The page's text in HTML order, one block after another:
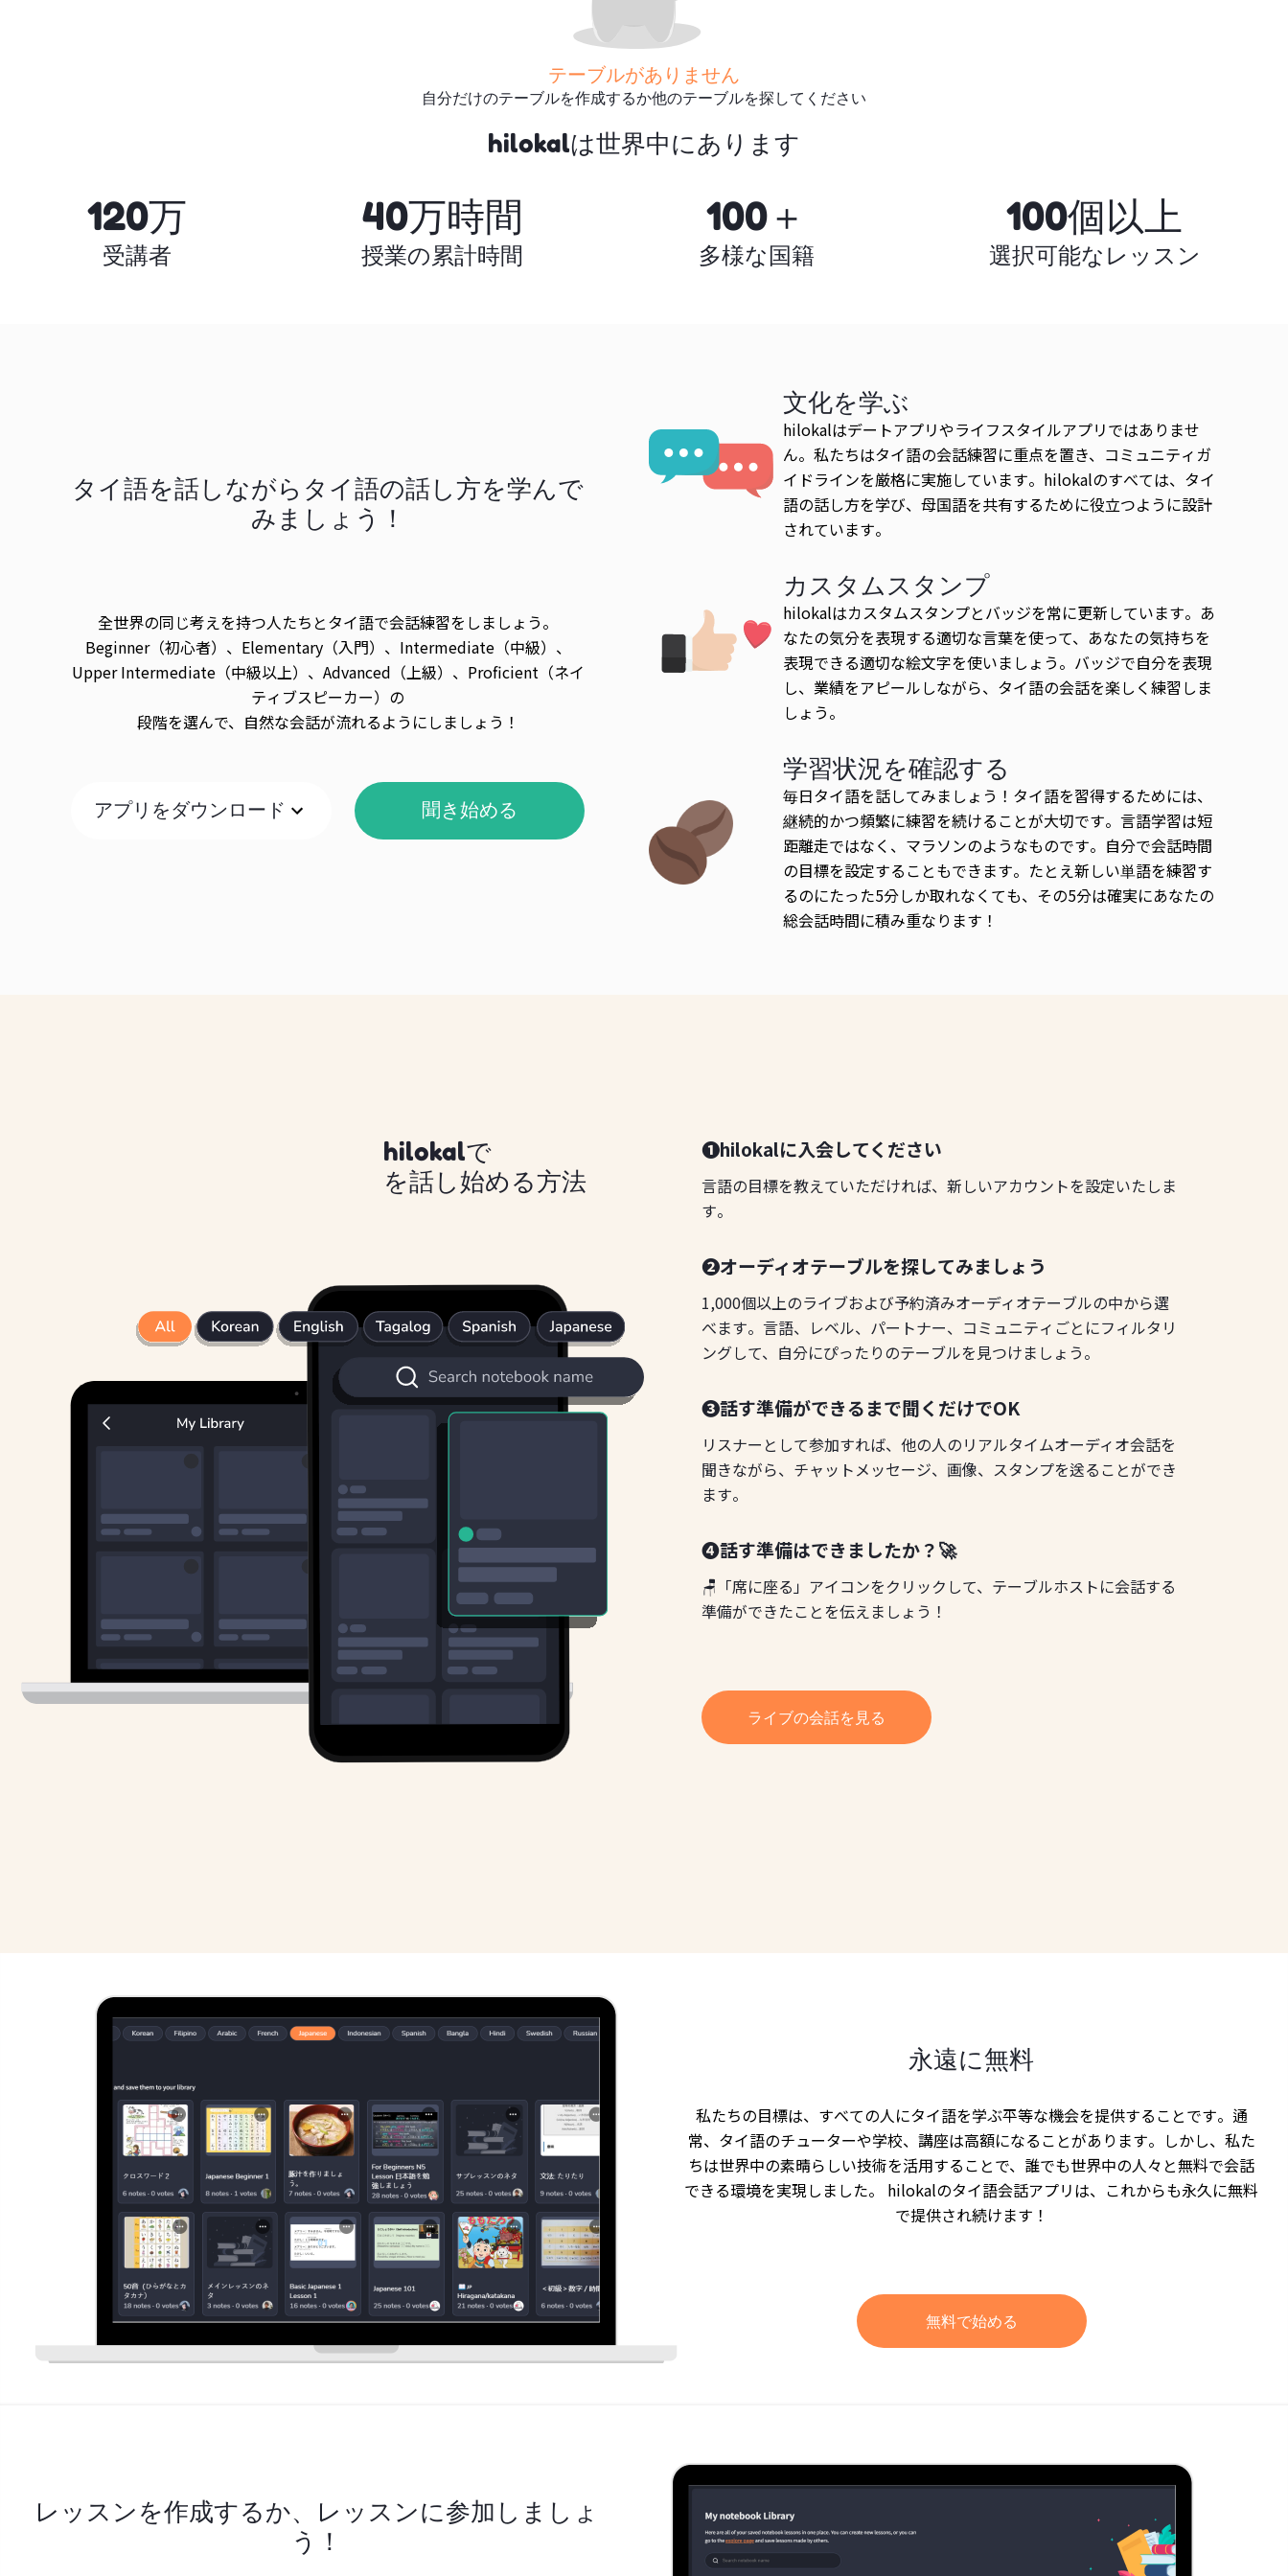
テーブルがありません
自分だけのテーブルを作成するか他のテーブルを探してください
さらに多くのテーブルを探
す
hilokalは世界中にあります
120万
受講者
40万時間
授業の累計時間
100＋
多様な国籍
100個以上
選択可能なレッスン
タイ語を話しながらタイ語の話し方を学んで
みましょう！
全世界の同じ考えを持つ人たちとタイ語で会話練習をしましょう。
Beginner（初心者）、Elementary（入門）、Intermediate（中級）、
Upper Intermediate（中級以上）、Advanced（上級）、Proficient（ネイ
ティブスピーカー）の
段階を選んで、自然な会話が流れるようにしましょう！
アプリをダウンロード 聞き始める
文化を学ぶ
hilokalはデートアプリやライフスタイルアプリではありませ
ん。私たちはタイ語の会話練習に重点を置き、コミュニティガ
イドラインを厳格に実施しています。hilokalのすべては、タイ
語の話し方を学び、母国語を共有するために役立つように設計
されています。
カスタムスタンプ
hilokalはカスタムスタンプとバッジを常に更新しています。あ
なたの気分を表現する適切な言葉を使って、あなたの気持ちを
表現できる適切な絵文字を使いましょう。バッジで自分を表現
し、業績をアピールしながら、タイ語の会話を楽しく練習しま
しょう。
学習状況を確認する
毎日タイ語を話してみましょう！タイ語を習得するためには、
継続的かつ頻繁に練習を続けることが大切です。言語学習は短
距離走ではなく、マラソンのようなものです。自分で会話時間
の目標を設定することもできます。たとえ新しい単語を練習す
るのにたった5分しか取れなくても、その5分は確実にあなたの
総会話時間に積み重なります！
hilokalで
を話し始める方法
❶hilokalに入会してください
言語の目標を教えていただければ、新しいアカウントを設定いたしま
す。
❷オーディオテーブルを探してみましょう
1,000個以上のライブおよび予約済みオーディオテーブルの中から選
べます。言語、レベル、パートナー、コミュニティごとにフィルタリ
ングして、自分にぴったりのテーブルを見つけましょう。
❸話す準備ができるまで聞くだけでOK
リスナーとして参加すれば、他の人のリアルタイムオーディオ会話を
聞きながら、チャットメッセージ、画像、スタンプを送ることができ
ます。
❹話す準備はできましたか？🚀
🪑「席に座る」アイコンをクリックして、テーブルホストに会話する
準備ができたことを伝えましょう！
ライブの会話を見る
永遠に無料
私たちの目標は、すべての人にタイ語を学ぶ平等な機会を提供することです。通
常、タイ語のチューターや学校、講座は高額になることがあります。しかし、私た
ちは世界中の素晴らしい技術を活用することで、誰でも世界中の人々と無料で会話
できる環境を実現しました。 hilokalのタイ語会話アプリは、これからも永久に無料
で提供され続けます！
無料で始める
レッスンを作成するか、レッスンに参加しましょ
う！